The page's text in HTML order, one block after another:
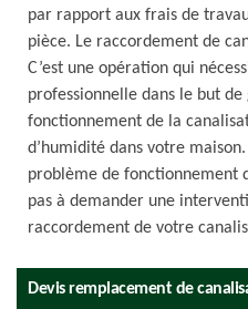
par rapport aux frais de
pièce. Le raccordement de
C’est une opération qui
professionnelle dans le but
fonctionnement de la
d’humidité dans votre
problème de fonctionnement
pas à demander une
raccordement de votre
Devis remplacement de